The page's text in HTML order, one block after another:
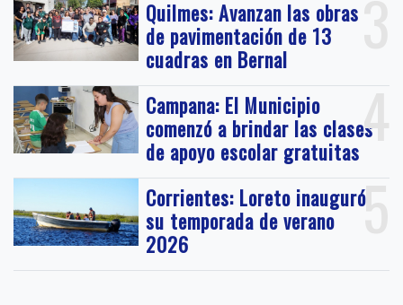
3
Quilmes: Avanzan las obras
de pavimentación de 13
cuadras en Bernal
4
Campana: El Municipio
comenzó a brindar las clases
de apoyo escolar gratuitas
5
Corrientes: Loreto inauguró
su temporada de verano
2026